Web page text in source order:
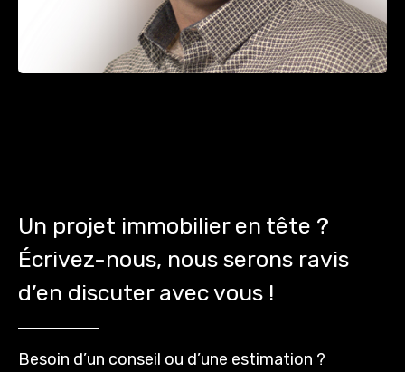
Un projet immobilier en tête ?
Écrivez-nous, nous serons ravis
d’en discuter avec vous !
Besoin d’un conseil ou d’une estimation ?